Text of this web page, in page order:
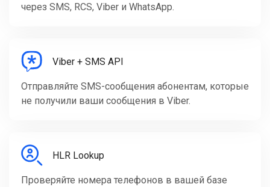
через SMS, RCS, Viber и WhatsApp.
Viber + SMS API
Отправляйте SMS-сообщения абонентам, которые
не получили ваши сообщения в Viber.
HLR Lookup
Проверяйте номера телефонов в вашей базе